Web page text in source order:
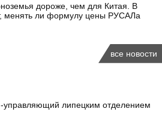
дороже, чем для Китая. В
менять ли формулу цены РУСАЛа
все новости
управляющий липецким отделением